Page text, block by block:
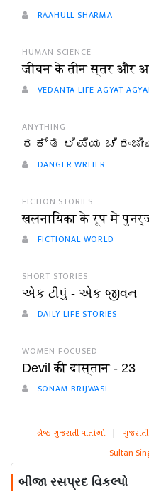
RAAHULL SHARMA
HUMAN SCIENCE
जीवन के तीन स्तर और
VEDANTA LIFE AGYAT
ANYTHING
ರಕ್ತ ಲಿಪಿಯ
DANGER WRITER
FICTION STORIES
खलनायिका के रूप में
FICTIONAL WORLD
SHORT STORIES
એક ટીપું - એક જીવન
DAILY LIFE STORIES
WOMEN FOCUSED
Devil की दास्तान - 23
SONAM BRIJWASI
શ્રેષ્ઠ ગુજરાતી વાર્તાઓ |
Sultan
બીજા રસપ્રદ વિકલ્પો